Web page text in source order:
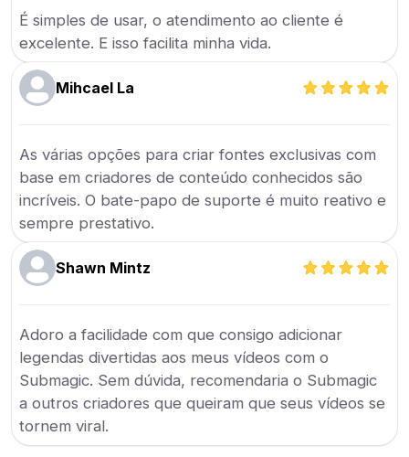
É simples de usar, o atendimento ao cliente é
excelente. E isso facilita minha vida.
Mihcael La
As várias opções para criar fontes exclusivas com
base em criadores de conteúdo conhecidos são
incríveis. O bate-papo de suporte é muito reativo e
sempre prestativo.
Shawn Mintz
Adoro a facilidade com que consigo adicionar
legendas divertidas aos meus vídeos com o
Submagic. Sem dúvida, recomendaria o Submagic
a outros criadores que queiram que seus vídeos se
tornem viral.